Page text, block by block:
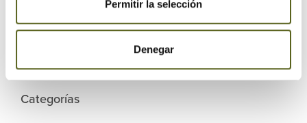
Permitir la selección
Denegar
Categorías